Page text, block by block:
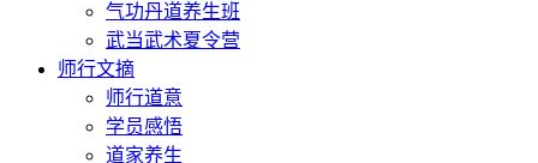
气功丹道养生班
武当武术夏令营
师行文摘
师行道意
学员感悟
道家养生